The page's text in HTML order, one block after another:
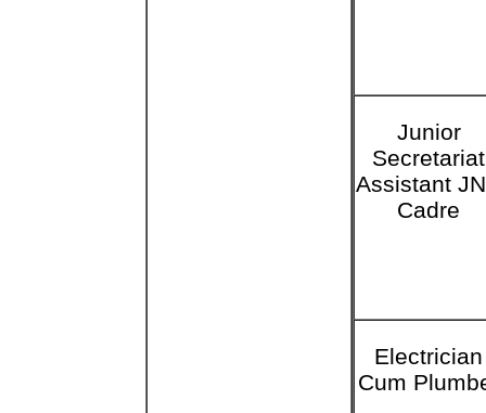
Junior
Secretariat
Assistant
Cadre
Electrician
Cum